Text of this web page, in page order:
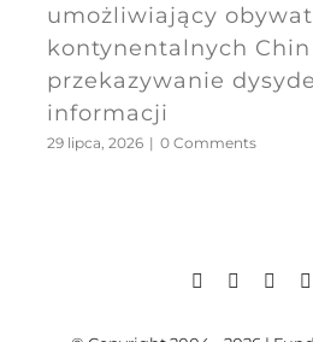
umożliwiający
kontynentalnych Chin
przekazywanie
informacji
29 lipca, 2026 | 0 Comments